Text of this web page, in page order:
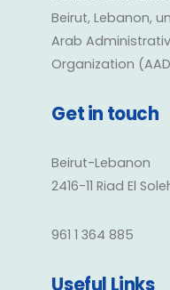
Beirut, Lebanon,
Arab
Organization
Get in touch
Beirut-Lebanon
2416-11 Riad El
961 1 364 885
Useful Links